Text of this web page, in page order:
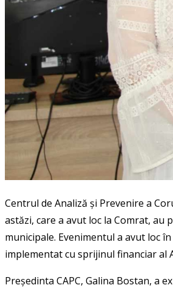
Centrul de Analiză și Prevenire a
astăzi, care a avut loc la Comrat,
municipale. Evenimentul a avut loc
implementat cu sprijinul financiar al
Președinta CAPC, Galina Bostan,